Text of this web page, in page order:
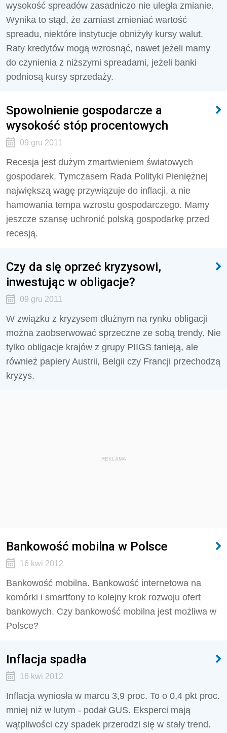
wysokość spreadów zasadniczo nie uległa zmianie.
Wynika to stąd, że zamiast zmieniać wartość
spreadu, niektóre instytucje obniżyły kursy walut.
Raty kredytów mogą wzrosnąć, nawet jeżeli mamy
do czynienia z niższymi spreadami, jeżeli banki
podniosą kursy sprzedaży.
Spowolnienie gospodarcze a
wysokość stóp procentowych
09 gru 2011
Recesja jest dużym zmartwieniem światowych
gospodarek. Tymczasem Rada Polityki Pieniężnej
największą wagę przywiązuje do inflacji, a nie
hamowania tempa wzrostu gospodarczego. Mamy
jeszcze szansę uchronić polską gospodarkę przed
recesją.
Czy da się oprzeć kryzysowi,
inwestując w obligacje?
09 gru 2011
W związku z kryzysem dłużnym na rynku obligacji
można zaobserwować sprzeczne ze sobą trendy. Nie
tylko obligacje krajów z grupy PIIGS tanieją, ale
również papiery Austrii, Belgii czy Francji przechodzą
kryzys.
REKLAMA
Bankowość mobilna w Polsce
16 kwi 2012
Bankowość mobilna. Bankowość internetowa na
komórki i smartfony to kolejny krok rozwoju ofert
bankowych. Czy bankowość mobilna jest możliwa w
Polsce?
Inflacja spadła
16 kwi 2012
Inflacja wyniosła w marcu 3,9 proc. To o 0,4 pkt proc.
mniej niż w lutym - podał GUS. Eksperci mają
wątpliwości czy spadek przerodzi się w stały trend.